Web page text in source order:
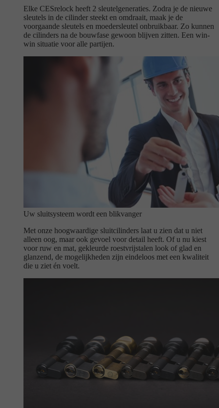
Elke CESrelock heeft 2 sleutelgeneraties. Zodra je de nieuwe
sleutels in de cilinder steekt en omdraait, maak je de
voorgaande sleutels en moedersleutel onbruikbaar. Zo kunnen
de cilinders na de bouwfase gewoon blijven zitten. Een win-
win situatie voor alle partijen.
Uw sluitsysteem wordt een blikvanger
Met onze hoogwaardige sluitcilinders laat u zien dat u niet
alleen oog, maar ook gevoel voor detail heeft. Of u nu kiest
voor ruw en mat, gekleurde roestvrijstalen look of glad en
glanzend, de mogelijkheden zijn eindeloos met een kwaliteit
die u ziet én voelt.